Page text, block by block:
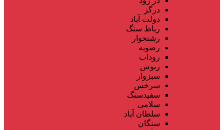
درگز
دولت آباد
رباط سنگ
رشتخوار
رضویه
روداب
ریوش
سبزوار
سرخس
سفیدسنگ
سلامی
سلطان آباد
سنگان